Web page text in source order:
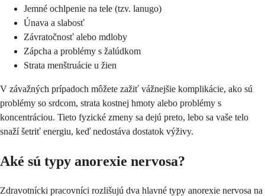
Jemné ochlpenie na tele (tzv. lanugo)
Únava a slabosť
Závratočnosť alebo mdloby
Zápcha a problémy s žalúdkom
Strata menštruácie u žien
V závažných prípadoch môžete zažiť vážnejšie komplikácie, ako sú
problémy so srdcom, strata kostnej hmoty alebo problémy s
koncentráciou. Tieto fyzické zmeny sa dejú preto, lebo sa vaše telo
snaží šetriť energiu, keď nedostáva dostatok výživy.
Aké sú typy anorexie nervosa?
Zdravotnícki pracovníci rozlišujú dva hlavné typy anorexie nervosa na